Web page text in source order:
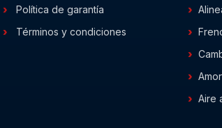
Política de garantía
Términos y condiciones
Aire